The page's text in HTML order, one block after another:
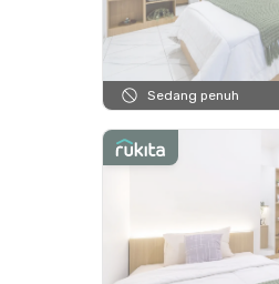
Sedang penuh